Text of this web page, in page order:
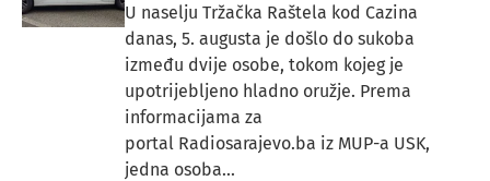
U naselju Tržačka Raštela kod Cazina
danas, 5. augusta je došlo do sukoba
između dvije osobe, tokom kojeg je
upotrijebljeno hladno oružje. Prema
informacijama za
portal Radiosarajevo.ba iz MUP-a USK,
jedna osoba...